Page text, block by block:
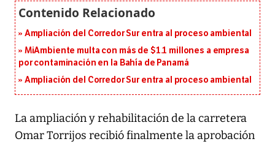
Ampliación del Corredor Sur entra al proceso ambiental
MiAmbiente multa con más de $1.1 millones a empresa
por contaminación en la Bahía de Panamá
Ampliación del Corredor Sur entra al proceso ambiental
La ampliación y rehabilitación de la carretera
Omar Torrijos recibió finalmente la aprobación